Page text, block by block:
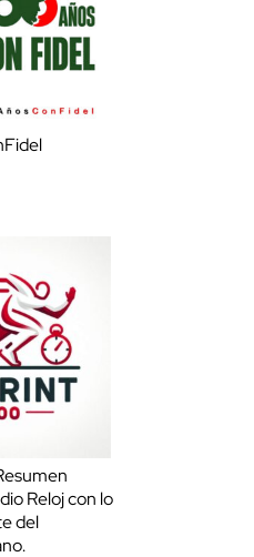
Reloj con lo
del